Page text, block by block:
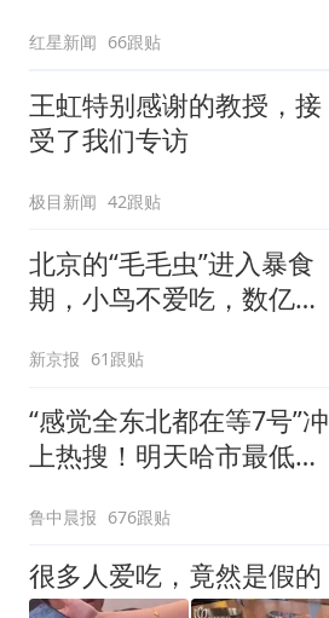
单丨红星调查
红星新闻 66跟贴
王虹特别感谢的教授，接
受了我们专访
极目新闻 42跟贴
北京的“毛毛虫”进入暴食
期，小鸟不爱吃，数亿头
新京报 61跟贴
“感觉全东北都在等7号”冲
上热搜！明天哈市最低气
待“身上不粘了”
鲁中晨报 676跟贴